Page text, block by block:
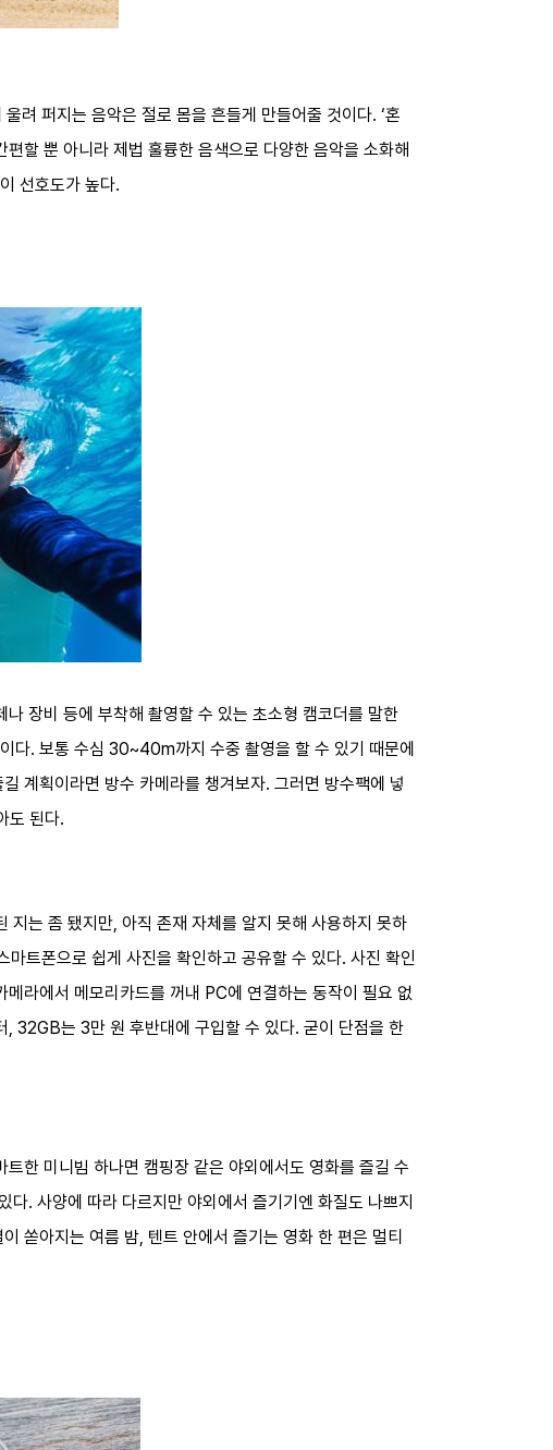
려 퍼지는 음악은 절로 몸을 흔들게 만들어줄 것이다. ‘혼
할 뿐 아니라 제법 훌륭한 음색으로 다양한 음악을 소화해
선호도가 높다.
장비 등에 부착해 촬영할 수 있는 초소형 캠코더를 말한
다. 보통 수심 30~40m까지 수중 촬영을 할 수 있기 때문에
계획이라면 방수 카메라를 챙겨보자. 그러면 방수팩에 넣
도 된다.
지는 좀 됐지만, 아직 존재 자체를 알지 못해 사용하지 못하
트폰으로 쉽게 사진을 확인하고 공유할 수 있다. 사진 확인
라에서 메모리카드를 꺼내 PC에 연결하는 동작이 필요 없
32GB는 3만 원 후반대에 구입할 수 있다. 굳이 단점을 한
한 미니빔 하나면 캠핑장 같은 야외에서도 영화를 즐길 수
. 사양에 따라 다르지만 야외에서 즐기기엔 화질도 나쁘지
쏟아지는 여름 밤, 텐트 안에서 즐기는 영화 한 편은 멀티